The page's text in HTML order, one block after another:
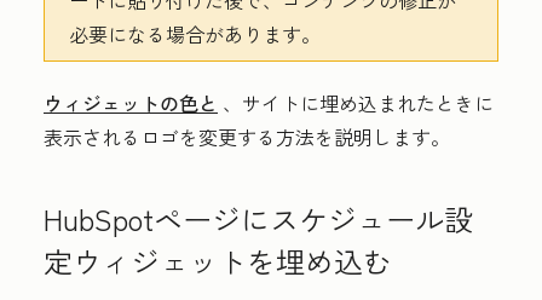
必要になる場合があります。
ウィジェットの色と 、サイトに埋め込まれたときに
表示されるロゴを変更する方法を説明します。
HubSpotページにスケジュール設
定ウィジェットを埋め込む